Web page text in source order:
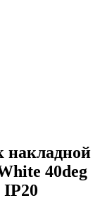
накладной
40deg